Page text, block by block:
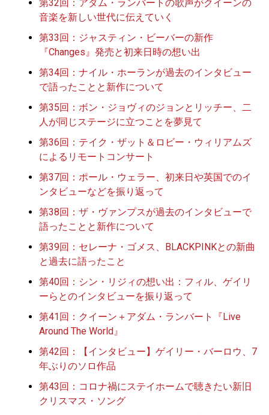
第32回：アダム・ランバートの歌声がクイーンの
音楽を新しい世代に伝えていく
第33回：ジャスティン・ビーバーの新作
『Changes』発売と初来日時の想い出
第34回：ナイル・ホーランが過去のインタビュー
で語ったことと新作について
第35回：ボン・ジョヴィのジョンとリッチー、二
人が同じステージに立つことを夢見て
第36回：テイク・ザット＆ロビー・ウィリアムズ
によるリモートコンサート
第37回：ポール・ウェラー、初来日や英国でのイ
ンタビューなどを振り返って
第38回：ザ・ヴァンプスが過去のインタビューで
語ったことと新作について
第39回：セレーナ・ゴメス、BLACKPINKとの新曲
と過去に語ったこと
第40回：シン・リジィの想い出：フィル、ゲイリ
ーらとのインタビューを振り返って
第41回：クイーン＋アダム・ランバート『Live
Around The World』
第42回：【インタビュー】ゲイリー・バーロウ、7
年ぶりのソロ作品
第43回：コロナ禍にステイホームで聴きたい新旧
クリスマス・ソング